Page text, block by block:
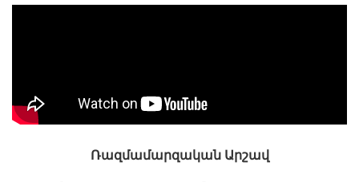
բնաշխարհով։Արա լեռան տարածքը հարուստ է
Ռազմամարզական Արշավ